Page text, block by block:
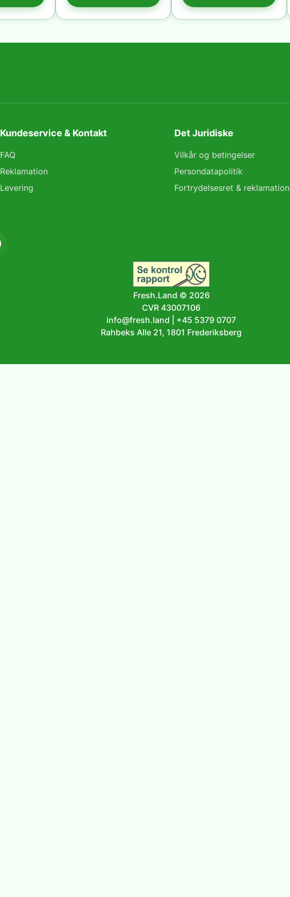
Kundeservice & Kontakt
FAQ
Reklamation
Levering
Det Juridiske
Vilkår og betingelser
Persondatapolitik
Fortrydelsesret & reklamation
Fresh.Land © 2026
CVR 43007106
info@fresh.land
+45 5379 0707
Rahbeks Alle 21, 1801 Frederiksberg